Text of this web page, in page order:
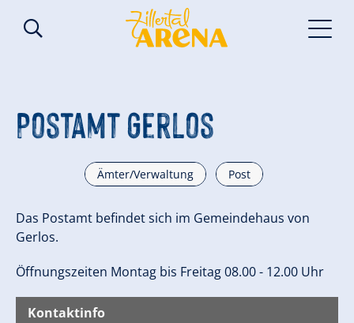
Postamt Gerlos
Ämter/Verwaltung Post
Das Postamt befindet sich im Gemeindehaus von
Gerlos.
Öffnungszeiten Montag bis Freitag 08.00 - 12.00 Uhr
Kontaktinfo